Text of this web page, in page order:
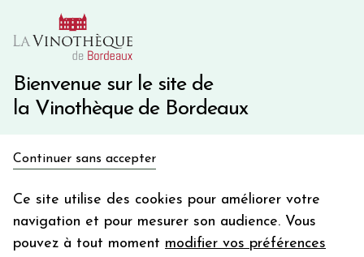
Bienvenue sur le site de
la Vinothèque de Bordeaux
Continuer sans accepter
Ce site utilise des cookies pour améliorer votre
navigation et pour mesurer son audience. Vous
pouvez à tout moment modifier vos préférences
10€ de remise immédiate sur votre première commande
Une question ?
en bon d'achat
Votre
email